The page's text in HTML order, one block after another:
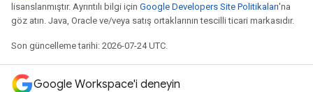
lisanslanmıştır. Ayrıntılı bilgi için Google Developers Site Politikaları'na
göz atın. Java, Oracle ve/veya satış ortaklarının tescilli ticari markasıdır.
Son güncelleme tarihi: 2026-07-24 UTC.
Google Workspace'i deneyin